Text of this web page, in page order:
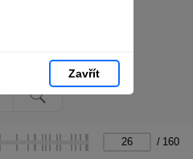
Zavřít
/ 160